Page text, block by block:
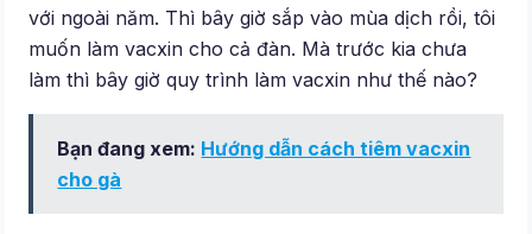
với ngoài năm. Thì bây giờ sắp vào mùa dịch rồi, tôi
muốn làm vacxin cho cả đàn. Mà trước kia chưa
làm thì bây giờ quy trình làm vacxin như thế nào?
Bạn đang xem: Hướng dẫn cách tiêm vacxin
cho gà